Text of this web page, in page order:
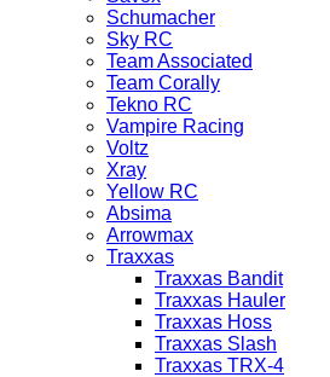
Schumacher
Sky RC
Team Associated
Team Corally
Tekno RC
Vampire Racing
Voltz
Xray
Yellow RC
Absima
Arrowmax
Traxxas
Traxxas Bandit
Traxxas Hauler
Traxxas Hoss
Traxxas Slash
Traxxas TRX-4